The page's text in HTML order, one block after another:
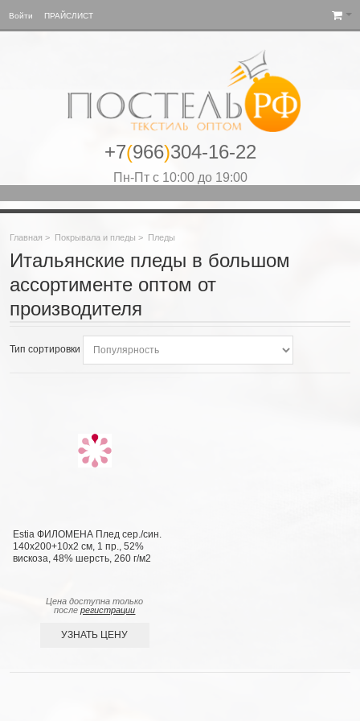
Войти ПРАЙСЛИСТ
+7(966)304-16-22
Пн-Пт с 10:00 до 19:00
Главная > Покрывала и пледы > Пледы
Итальянские пледы в большом
ассортименте оптом от
производителя
Тип сортировки
Estia ФИЛОМЕНА Плед сер./син.
140х200+10х2 см, 1 пр., 52%
вискоза, 48% шерсть, 260 г/м2
Цена доступна только
послерегистрации
УЗНАТЬ ЦЕНУ